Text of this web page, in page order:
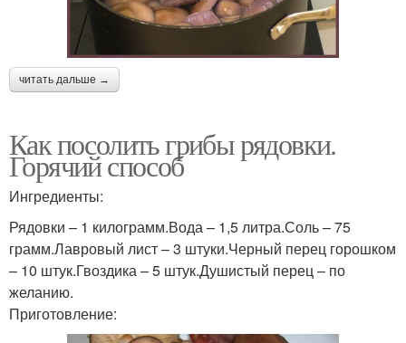
читать дальше →
Как посолить грибы рядовки.
Горячий способ
Ингредиенты:
Рядовки – 1 килограмм.Вода – 1,5 литра.Соль – 75
грамм.Лавровый лист – 3 штуки.Черный перец горошком
– 10 штук.Гвоздика – 5 штук.Душистый перец – по
желанию.
Приготовление: